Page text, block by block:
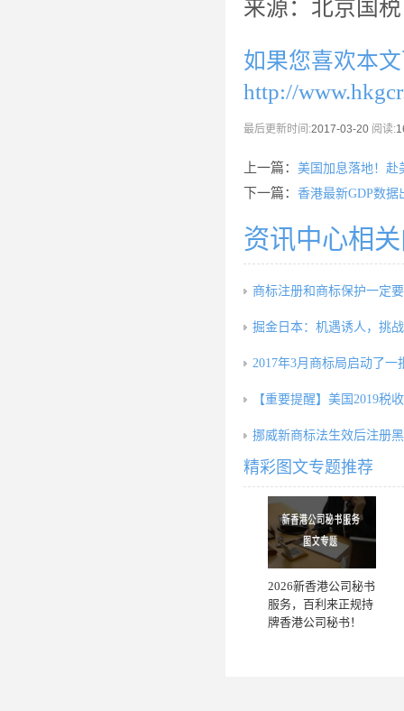
来源：北京国税
如果您喜欢本
http://
最后更新时间:2017-03-20 阅读:
上一篇： 美国加息落地！赴
下一篇： 香港最新GDP数据
资讯中心相
商标注册和商标保护一定
掘金日本：机遇诱人，挑
2017年3月商标局启动了一
【重要提醒】美国2019税
挪威新商标法生效后注册
精彩图文专题推荐
2026新香港公司秘书
服务，百利来正规持
牌香港公司秘书！